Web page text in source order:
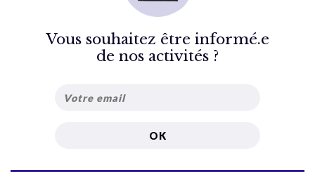
Vous souhaitez être informé.e
de nos activités ?